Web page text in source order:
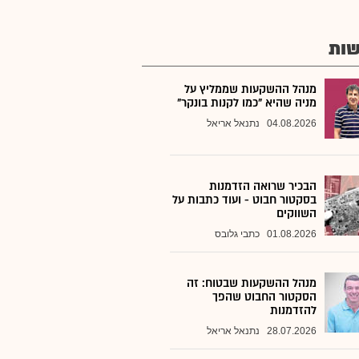
מנהל ההשקעות שממליץ על
מניה שהיא "כמו לקנות בונקר"
04.08.2026 נתנאל אריאל
הבכיר שרואה הזדמנות
בסקטור חבוט - ועוד כתבות על
השווקים
01.08.2026 כתבי גלובס
מנהל ההשקעות שבטוח: זה
הסקטור החבוט שהפך
להזדמנות
28.07.2026 נתנאל אריאל